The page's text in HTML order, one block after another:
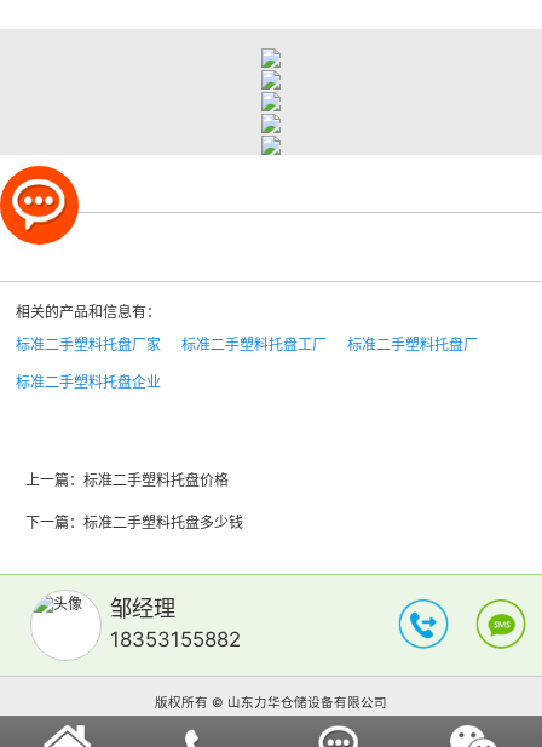
相关的产品和信息有：
标准二手塑料托盘厂家
标准二手塑料托盘工厂 标准二手塑料托盘厂
标准二手塑料托盘企业
上一篇： 标准二手塑料托盘价格
下一篇： 标准二手塑料托盘多少钱
邹经理
18353155882
版权所有 © 山东力华仓储设备有限公司